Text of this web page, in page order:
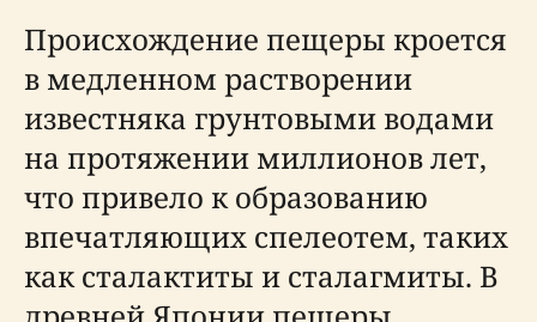
Происхождение пещеры кроется
в медленном растворении
известняка грунтовыми водами
на протяжении миллионов лет,
что привело к образованию
впечатляющих спелеотем, таких
как сталактиты и сталагмиты. В